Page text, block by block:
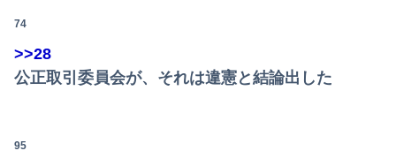
74
>>28
公正取引委員会が、それは違憲と結論出した
95